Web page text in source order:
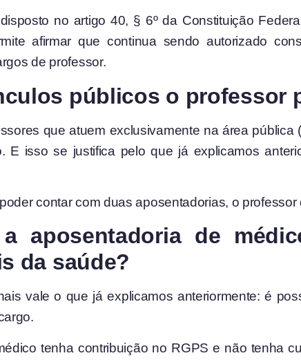
no artigo 40, § 6º da Constituição
afirmar que continua sendo autorizado
de professor.
públicos o professor
que atuem exclusivamente na área
E isso se justifica pelo que já explicamos
contar com duas aposentadorias, o
aposentadoria de
da saúde?
vale o que já explicamos anteriormente: é
tenha contribuição no RGPS e não tenha